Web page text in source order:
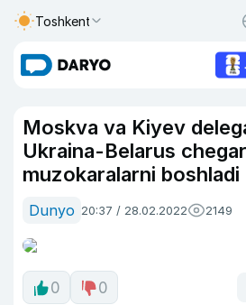
Toshkent
Moskva va Kiyev
Ukraina-Belarus
muzokaralarni boshladi
Dunyo 20:37 / 28.02.2022 2149
0 0